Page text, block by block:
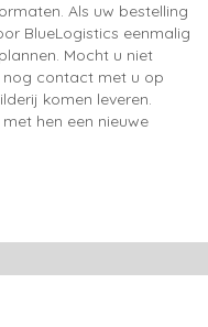
Als uw bestelling
BlueLogistics eenmalig
Mocht u niet
contact met u op
komen leveren.
hen een nieuwe